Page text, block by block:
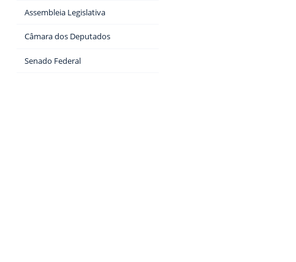
Assembleia Legislativa
Câmara dos Deputados
Senado Federal